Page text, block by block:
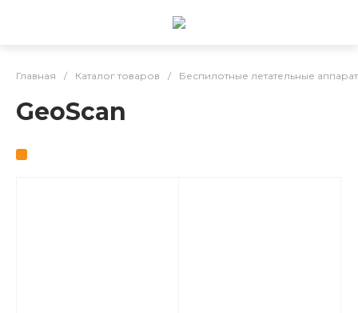
Главная / Каталог товаров / Беспилотные летательные
GeoScan